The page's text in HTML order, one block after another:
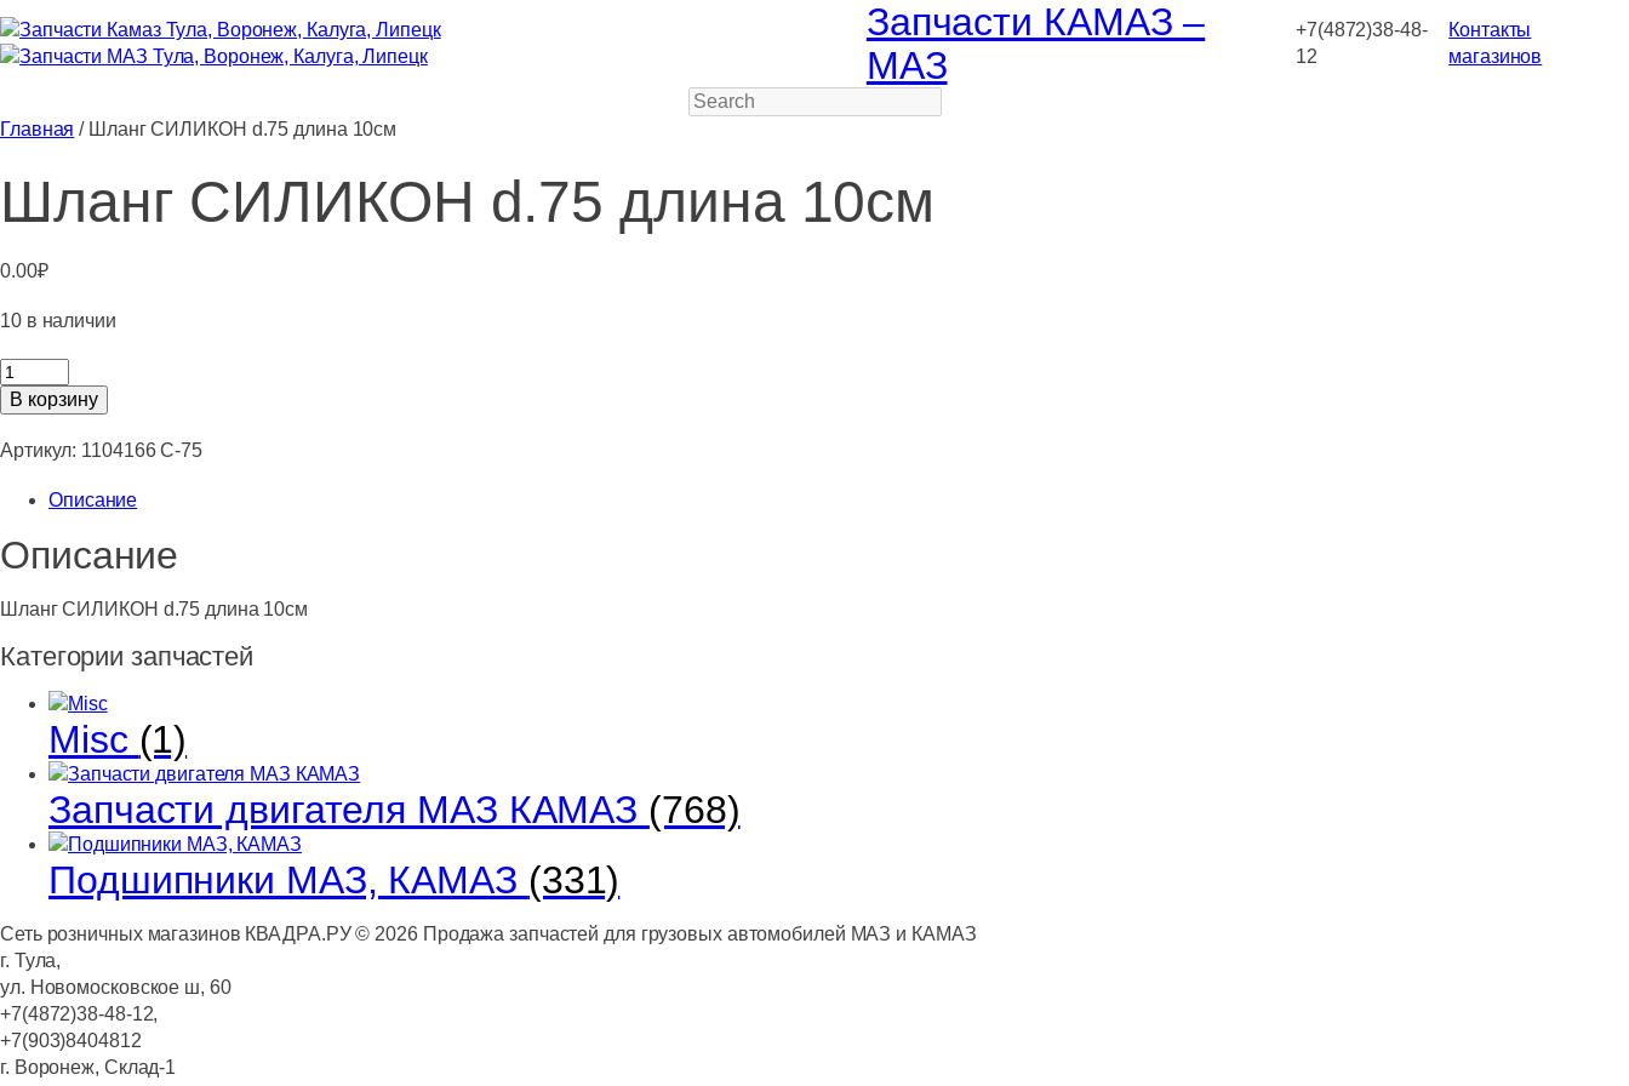
Запчасти КАМАЗ –
МАЗ
+7(4872)38-48-
12
Контакты
магазинов
Search
Главная / Шланг СИЛИКОН d.75 длина 10см
Шланг СИЛИКОН d.75 длина 10см
0.00₽
10 в наличии
Количество
товара
СИЛИКОН
длина
В корзину
Артикул: 1104166 С-75
Описание
Описание
Шланг СИЛИКОН d.75 длина 10см
Категории запчастей
Misc (1)
Запчасти двигателя МАЗ КАМАЗ (768)
Подшипники МАЗ, КАМАЗ (331)
Сеть розничных магазинов КВАДРА.РУ © 2026Продажа запчастей для грузовых автомобилей МАЗ и КАМАЗ
г. Тула,
ул. Новомосковское ш, 60
+7(4872)38-48-12,
+7(903)8404812
г. Воронеж, Склад-1